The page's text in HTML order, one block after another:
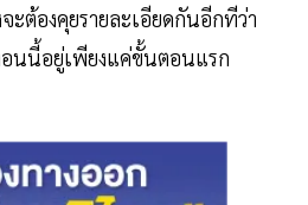
ะต้องคุยรายละเอียดกันอีกทีว่า
อนนี้อยู่เพียงแค่ขั้นตอนแรก